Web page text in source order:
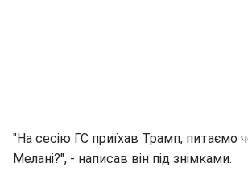
"На сесію ГС приїхав Трамп, питаємо
Мелані?", - написав він під знімками.